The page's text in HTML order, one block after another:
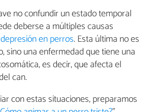
no confundir un estado temporal
deberse a múltiples causas
depresión en perros. Esta última no es
sino una enfermedad que tiene una
es decir, que afecta el
can.
con estas situaciones, preparamos